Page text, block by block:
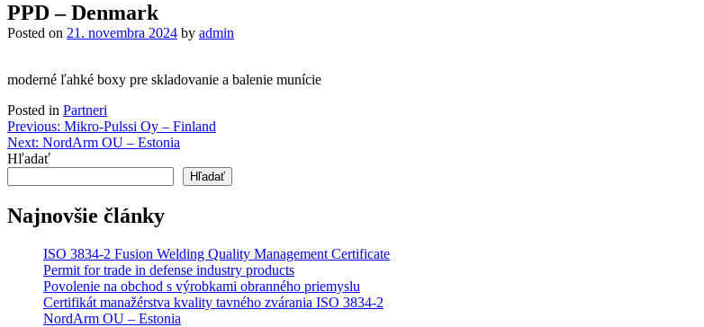
PPD – Denmark
Posted on 21. novembra 2024 by admin
moderné ľahké boxy pre skladovanie a balenie munície
Posted in Partneri
Navigácia
v
Previous: Mikro-Pulssi Oy – Finland
Next: NordArm OU – Estonia
Hľadať
Hľadať
Najnovšie články
ISO 3834-2 Fusion Welding Quality Management Certificate
Permit for trade in defense industry products
Povolenie na obchod s výrobkami obranného priemyslu
Certifikát manažérstva kvality tavného zvárania ISO 3834-2
NordArm OU – Estonia